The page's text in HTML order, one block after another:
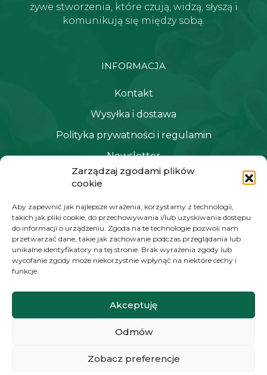
Zarządzaj zgodami plików
cookie
Aby zapewnić jak najlepsze wrażenia, korzystamy z technologii,
takich jak pliki cookie, do przechowywania i/lub uzyskiwania dostępu
do informacji o urządzeniu. Zgoda na te technologie pozwoli nam
przetwarzać dane, takie jak zachowanie podczas przeglądania lub
unikalne identyfikatory na tej stronie. Brak wyrażenia zgody lub
wycofanie zgody może niekorzystnie wpłynąć na niektóre cechy i
funkcje.
Akceptuję
Odmów
Zobacz preferencje
żywe stworzenia, które czują, widzą, słyszą i
komunikują się między sobą.
INFORMACJA
Kontakt
Wysyłka i dostawa
Polityka prywatności i regulamin
Newsletter
Moje konto
Koszyk
Moje zamówienia
KONTAKT
+48 572 784 930
kontakt@zielonyexpert.pl